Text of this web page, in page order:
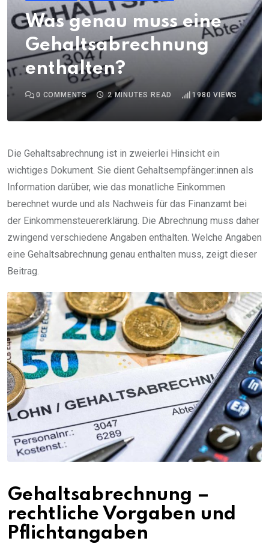
Was genau muss eine
Gehaltsabrechnung
enthalten?
0 COMMENTS 2 MINUTES READ 1980 VIEWS
Die Gehaltsabrechnung ist in zweierlei Hinsicht ein
wichtiges Dokument. Sie dient Gehaltsempfänger:innen als
Information darüber, wie das monatliche Einkommen
berechnet wurde und als Nachweis für das Finanzamt bei
der Einkommensteuererklärung. Die Abrechnung muss daher
zwingend verschiedene Angaben enthalten. Welche Angaben
eine Gehaltsabrechnung genau enthalten muss, zeigt dieser
Beitrag.
Gehaltsabrechnung –
rechtliche Vorgaben und
Pflichtangaben